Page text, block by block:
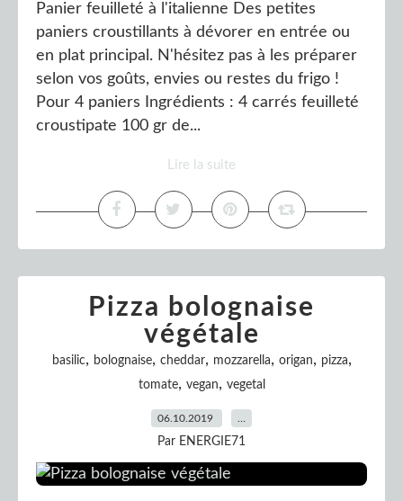
Panier feuilleté à l'italienne Des petites
paniers croustillants à dévorer en entrée ou
en plat principal. N'hésitez pas à les préparer
selon vos goûts, envies ou restes du frigo !
Pour 4 paniers Ingrédients : 4 carrés feuilleté
croustipate 100 gr de...
Lire la suite
Pizza bolognaise
végétale
basilic, bolognaise, cheddar, mozzarella, origan, pizza,
tomate, vegan, vegetal
06.10.2019
Par ENERGIE71